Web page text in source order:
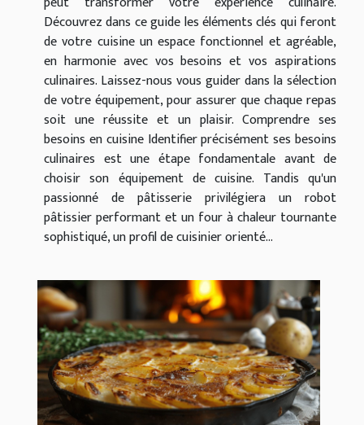
Découvrez dans ce guide les éléments clés qui feront
de votre cuisine un espace fonctionnel et agréable,
en harmonie avec vos besoins et vos aspirations
culinaires. Laissez-nous vous guider dans la sélection
de votre équipement, pour assurer que chaque repas
soit une réussite et un plaisir. Comprendre ses
besoins en cuisine Identifier précisément ses besoins
culinaires est une étape fondamentale avant de
choisir son équipement de cuisine. Tandis qu'un
passionné de pâtisserie privilégiera un robot
pâtissier performant et un four à chaleur tournante
sophistiqué, un profil de cuisinier orienté...